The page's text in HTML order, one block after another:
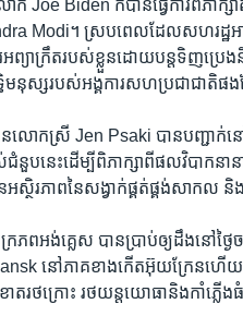
ក Joe Biden ក៏​បានធ្វើការ​ពិភាក្ស
Modi។ ស្របពេល​ដែល​សហរដ្ឋអា
អព្យាក្រឹត​របស់​ខ្លួនដោយ​បន្តទិញ​ប្រេ
មនុស្ស​របស់​អង្គការ​សហប្រជាជាតិ​ផង​
ន​លោកស្រី Jen Psaki បាន​បញ្ជាក់​
ជំនួប​នេះ​ដើម្បី​ពិភាក្សា​ពី​ផល​វិបាក​
ស្ថិរភាព​នៃសង្វាក់​ផ្គត់ផ្គង់​សាកល​ និ
រភព​អង់គ្លេស បាន​ប្រាប់​ឲ្យ​ដឹង​នៅ​ថ្ងៃ​
នៅ​ភាគ​ខាង​កើត​អ៊ុយក្រែន​ហើយ​
ត​រថក្រោះ រថយន្ត​យោធានិង​កាំភ្លើ